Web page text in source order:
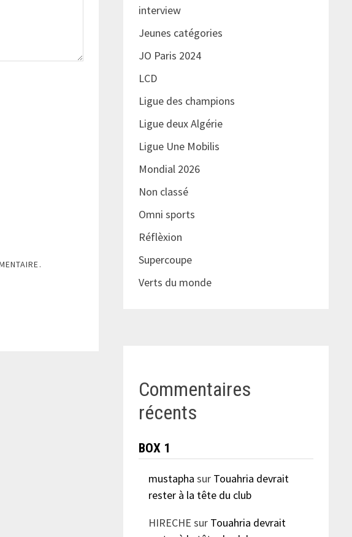
interview
Jeunes catégories
JO Paris 2024
LCD
Ligue des champions
Ligue deux Algérie
Ligue Une Mobilis
Mondial 2026
Non classé
Omni sports
Réflèxion
Supercoupe
Verts du monde
Commentaires
récents
BOX 1
mustapha sur Touahria devrait
rester à la tête du club
HIRECHE sur Touahria devrait